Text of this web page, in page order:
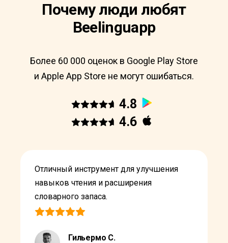
Почему люди любят
Beelinguapp
Более 60 000 оценок в Google Play Store
и Apple App Store не могут ошибаться.
4.8
4.6
Отличный инструмент для улучшения
навыков чтения и расширения
словарного запаса.
Гильермо С.